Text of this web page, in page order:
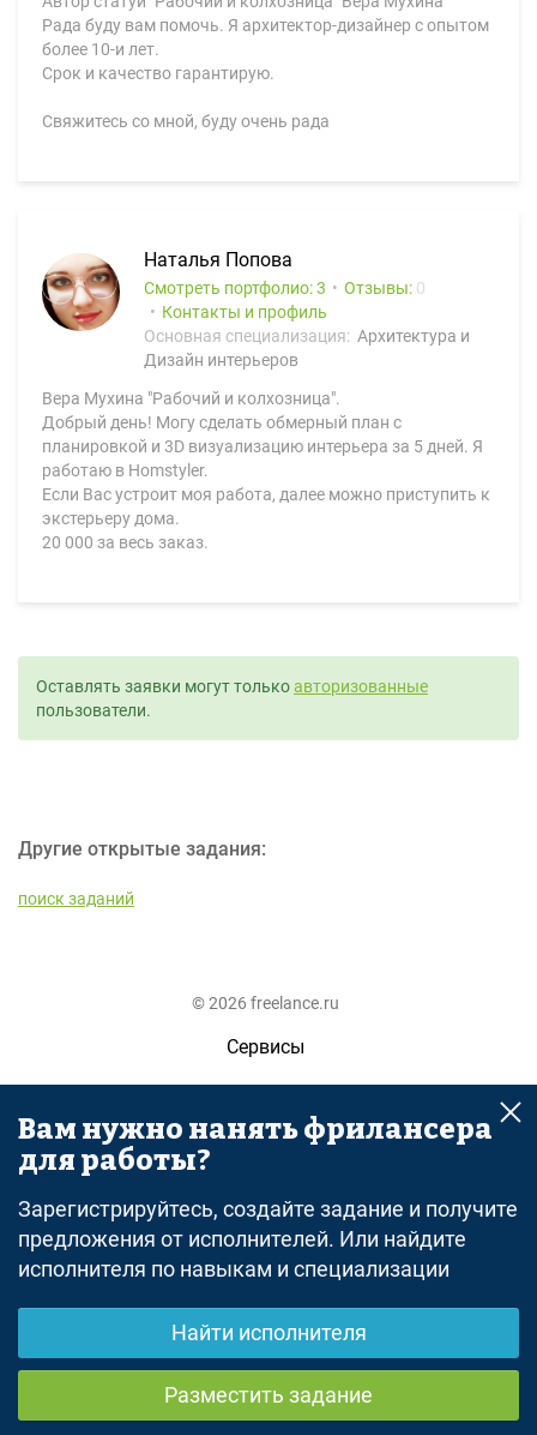
Рада буду вам помочь. Я архитектор-дизайнер с опытом
более 10-и лет.
Срок и качество гарантирую.
Свяжитесь со мной, буду очень рада
Наталья Попова
Смотреть портфолио: 3 Отзывы: 0
Контакты и профиль
Основная специализация: Архитектура и
Дизайн интерьеров
Вера Мухина "Рабочий и колхозница".
Добрый день! Могу сделать обмерный план с
планировкой и 3D визуализацию интерьера за 5 дней. Я
работаю в Homstyler.
Если Вас устроит моя работа, далее можно приступить к
экстерьеру дома.
20 000 за весь заказ.
Оставлять заявки могут толькоавторизованные
пользователи.
Другие открытые задания:
поиск заданий
© 2026 freelance.ru
Сервисы
Помощь
Поиск
Оферта
Политика конфиденциальности
Дисклеймер о ЗоЗПП
Отказ от ответственности
Вам нужно нанять фрилансера
для работы?
Зарегистрируйтесь, создайте задание и получите
предложения от исполнителей. Или найдите
исполнителя по навыкам и специализации
Найти исполнителя
Разместить задание